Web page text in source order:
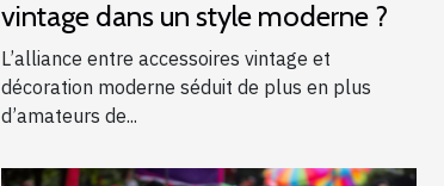
vintage dans un style moderne ?
L’alliance entre accessoires vintage et
décoration moderne séduit de plus en plus
d’amateurs de...